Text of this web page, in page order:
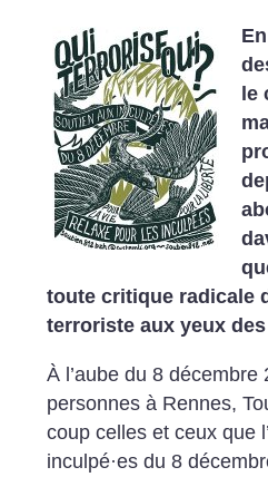
le
toute critique radicale
terroriste aux yeux
À l’aube du 8
personnes à Rennes,
coup celles et ceux que
inculpé·es du 8